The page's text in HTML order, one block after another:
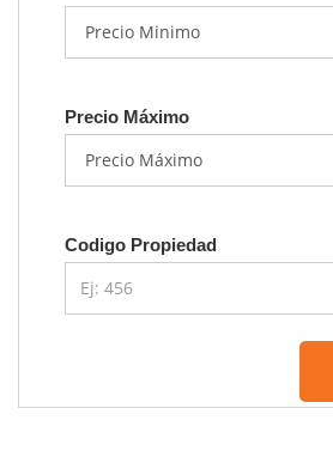
Precio Máximo
Codigo Propiedad